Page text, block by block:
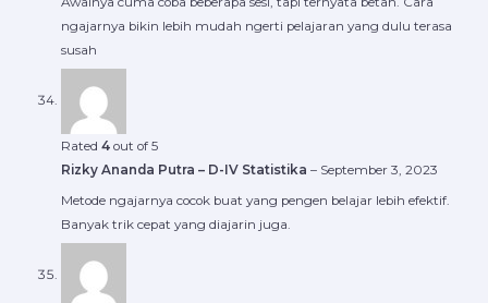
ngajarnya bikin lebih mudah ngerti pelajaran yang dulu terasa
susah
Rated 4out of 5
Rizky Ananda Putra – D-IV Statistika – September 3, 2023
Metode ngajarnya cocok buat yang pengen belajar lebih efektif.
Banyak trik cepat yang diajarin juga.